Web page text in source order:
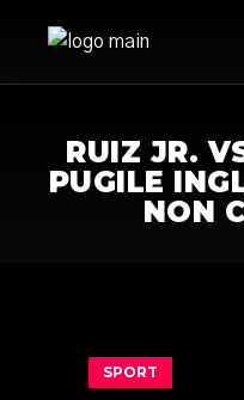
RUIZ JR.
PUGILE
NON
SPORT